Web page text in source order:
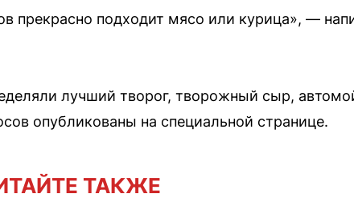
прекрасно подходит мясо или курица», —
лучший творог, творожный сыр,
опубликованы на специальной странице.
ТАКЖЕ